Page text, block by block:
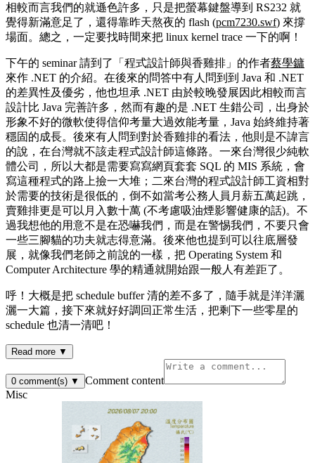
相較而言我們的就遜色許多，只是把螢幕鍵盤導到 RS232 就
覺得新滿意足了，還得靠昨天熬夜的 flash (pcm7230.swf) 來撐
場面。總之，一定要找時間來把 linux kernel trace 一下的啊！
下午的 seminar 請到了「程式設計師與香雞排」的作者蔡學鏞
來作 .NET 的介紹。在後來的問答中有人問到到 Java 和 .NET
的差異性及優劣，他也坦承 .NET 由於較晚發展因此相較而言
設計比 Java 完善許多，然而有趣的是 .NET 生錯公司，出身於
形象不好的微軟使得信仰考量大過效能考量，Java 始終維持著
穩固的成長。後來有人問到對於香雞排的看法，他則是不諱言
的說，在台灣就不該走程式設計師這條路。一來台灣很少純軟
體公司，所以大都是需要寫寫網頁套套 SQL 的 MIS 系統，會
寫這種程式的路上撿一大堆；二來台灣的程式設計師工資相對
於需要的技術是很低的，倒不如當考公務人員月薪五萬起跳，
賣雞排更是可以月入數十萬 (不考慮吸油煙影響健康的話)。不
過我想他的用意不是在恐嚇我們，而是在警惕我們，不要只會
一些三腳貓的功夫就志得意滿。後來他也提到可以往底層發
展，就像我們老師之前說的一樣，把 Operating System 和
Computer Architecture 學的精通就開始跟一般人有差距了。
呼！大概是把 schedule buffer 清的差不多了，隨手就是洋洋灑
灑一大篇，接下來就好好調回正常生活，把剩下一些零星的
schedule 也清一清吧！
Read more ▼
0 comment(s) ▼
Comment content
Misc